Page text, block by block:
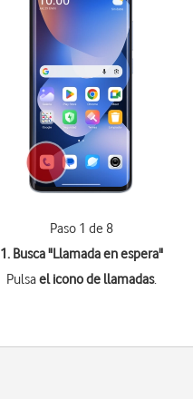
Paso 1 de 8
1. Busca "Llamada en espera"
Pulsael icono de llamadas.